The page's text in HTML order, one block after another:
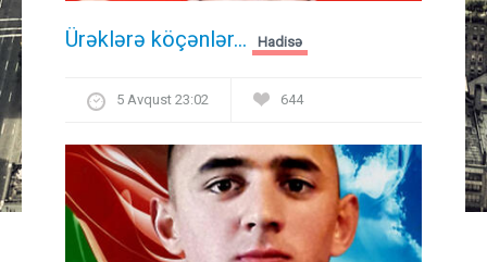
Ürəklərə köçənlər... Hadisə
5 Avqust 23:02 644